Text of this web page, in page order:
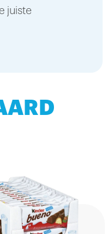
juiste